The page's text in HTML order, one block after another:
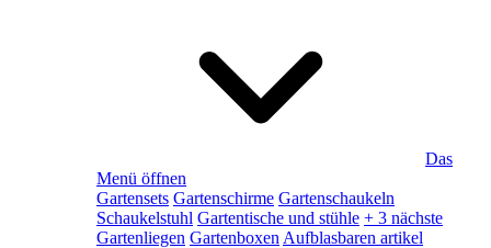
Das
Menü öffnen
Gartensets Gartenschirme Gartenschaukeln
Schaukelstuhl Gartentische und stühle + 3 nächste
Gartenliegen Gartenboxen Aufblasbaren artikel